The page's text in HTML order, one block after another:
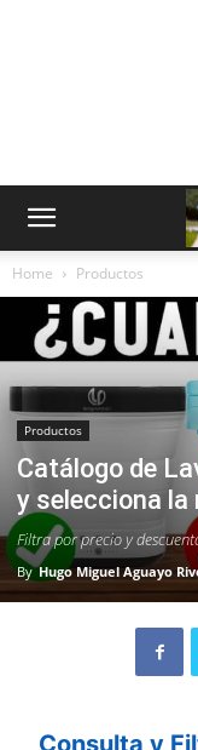
Home Productos
Productos
Catálogo de
y selecciona la
Filtra por precio y
By Hugo Miguel Aguayo